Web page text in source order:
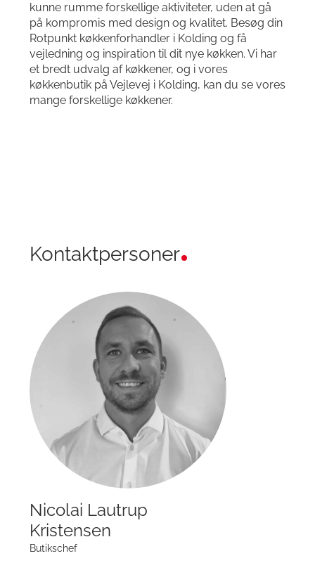
kunne rumme forskellige aktiviteter, uden at gå
på kompromis med design og kvalitet. Besøg din
Rotpunkt køkkenforhandler i Kolding og få
vejledning og inspiration til dit nye køkken. Vi har
et bredt udvalg af køkkener, og i vores
køkkenbutik på Vejlevej i Kolding, kan du se vores
mange forskellige køkkener.
Kontaktpersoner
Nicolai Lautrup
Kristensen
Butikschef